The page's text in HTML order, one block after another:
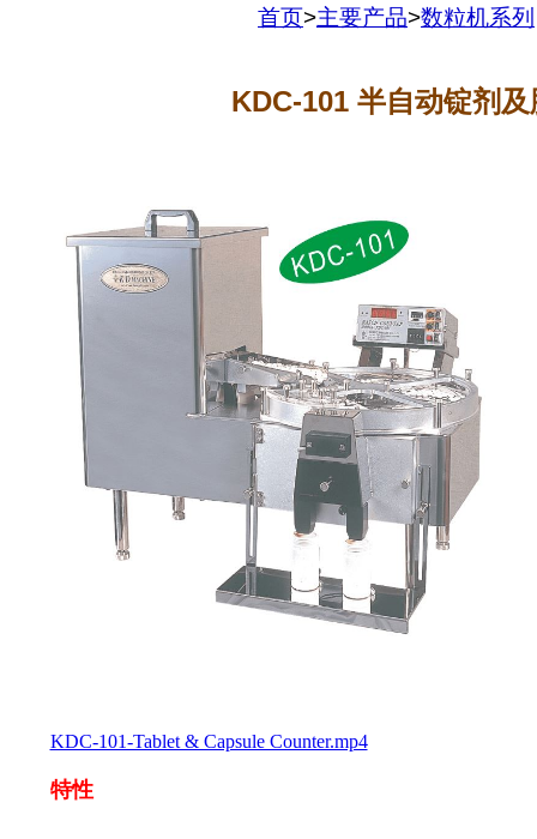
首页>主要产品>数粒机系列
KDC-101 半自动锭剂及
KDC-101-Tablet & Capsule Counter.mp4
特性